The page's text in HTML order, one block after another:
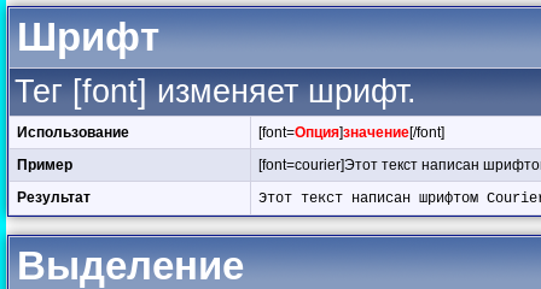
Шрифт
Тег [font] изменяет шрифт.
Использование [font=Опция]значение[/font]
Пример
[font=courier]Этот текст написан
Результат
Этот текст написан шрифтом
Выделение